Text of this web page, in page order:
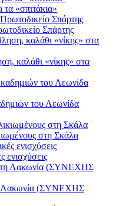
«σπιτάκια»
Σπάρτης
καλάθι «νίκης» στα
του Λεωνίδα
στη Σκάλα
ενισχύσεις
Λακωνία (ΣΥΝΕΧΗΣ